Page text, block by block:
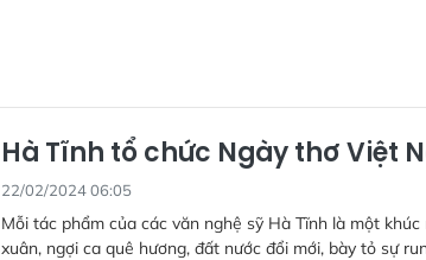
Hà Tĩnh tổ chức Ngày thơ Việt
22/02/2024 06:05
Mỗi tác phẩm của các văn nghệ sỹ Hà Tĩnh là một
xuân, ngợi ca quê hương, đất nước đổi mới, bày tỏ sự